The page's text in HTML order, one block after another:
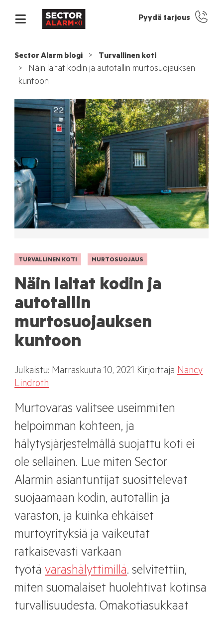
Pyydä tarjous
Sector Alarm blogi Turvallinen koti
Näin laitat kodin ja autotallin murtosuojauksen
kuntoon
TURVALLINEN KOTI MURTOSUOJAUS
Näin laitat kodin ja
autotallin
murtosuojauksen
kuntoon
Julkaistu: Marraskuuta 10, 2021 Kirjoittaja Nancy
Lindroth
Murtovaras valitsee useimmiten
helpoimman kohteen, ja
hälytysjärjestelmällä suojattu koti ei
ole sellainen. Lue miten Sector
Alarmin asiantuntijat suosittelevat
suojaamaan kodin, autotallin ja
varaston, ja kuinka ehkäiset
murtoyrityksiä ja vaikeutat
ratkaisevasti varkaan
työtävarashälyttimillä. selvitettiin,
miten suomalaiset huolehtivat kotinsa
turvallisuudesta. Omakotiasukkaat